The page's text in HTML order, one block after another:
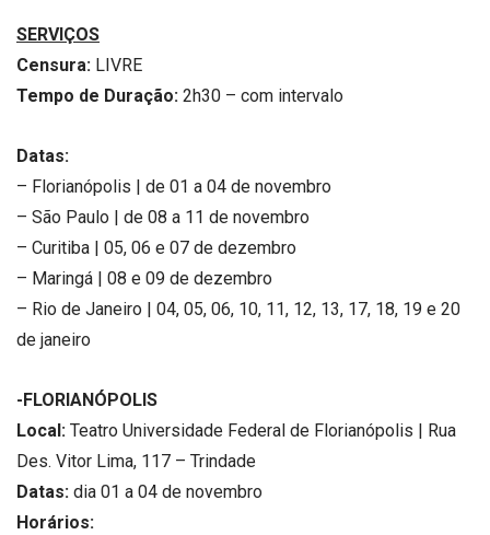
SERVIÇOS
Censura: LIVRE
Tempo de Duração: 2h30 – com intervalo
Datas:
– Florianópolis | de 01 a 04 de novembro
– São Paulo | de 08 a 11 de novembro
– Curitiba | 05, 06 e 07 de dezembro
– Maringá | 08 e 09 de dezembro
– Rio de Janeiro | 04, 05, 06, 10, 11, 12, 13, 17, 18, 19 e 20
de janeiro
-FLORIANÓPOLIS
Local: Teatro Universidade Federal de Florianópolis | Rua
Des. Vitor Lima, 117 – Trindade
Datas: dia 01 a 04 de novembro
Horários: